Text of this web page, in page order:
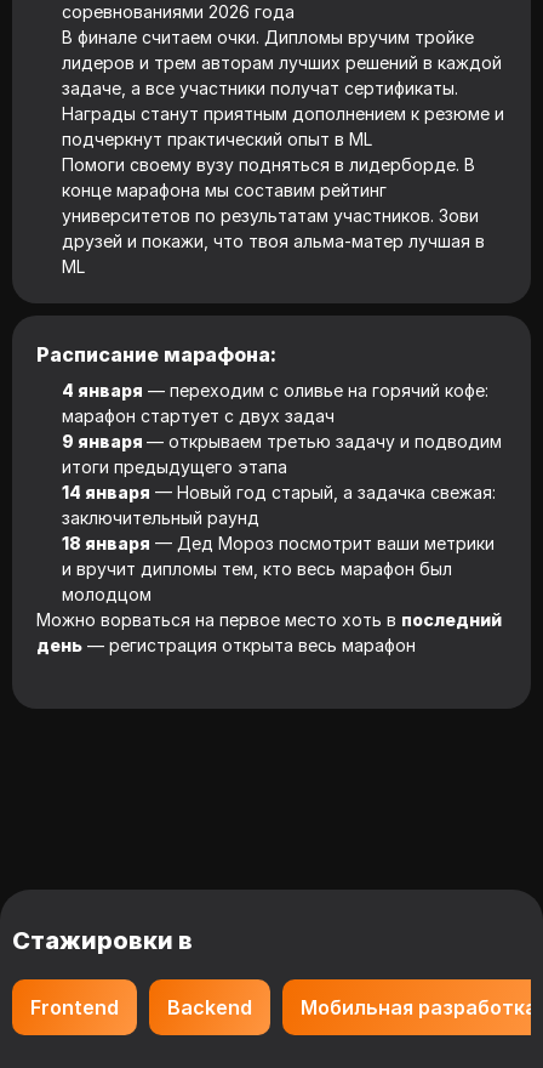
соревнованиями 2026 года
В финале считаем очки. Дипломы вручим тройке
лидеров и трем авторам лучших решений в каждой
задаче, а все участники получат сертификаты.
Награды станут приятным дополнением к резюме и
подчеркнут практический опыт в ML
Помоги своему вузу подняться в лидерборде. В
конце марафона мы составим рейтинг
университетов по результатам участников. Зови
друзей и покажи, что твоя альма-матер лучшая в
ML
Расписание марафона:
4 января — переходим с оливье на горячий кофе:
марафон стартует с двух задач
9 января — открываем третью задачу и подводим
итоги предыдущего этапа
14 января — Новый год старый, а задачка свежая:
заключительный раунд
18 января — Дед Мороз посмотрит ваши метрики
и вручит дипломы тем, кто весь марафон был
молодцом
Можно ворваться на первое место хоть в последний
день — регистрация открыта весь марафон
Стажировки в
Frontend Backend Мобильная разработка